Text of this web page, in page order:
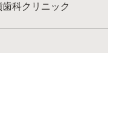
科クリニック